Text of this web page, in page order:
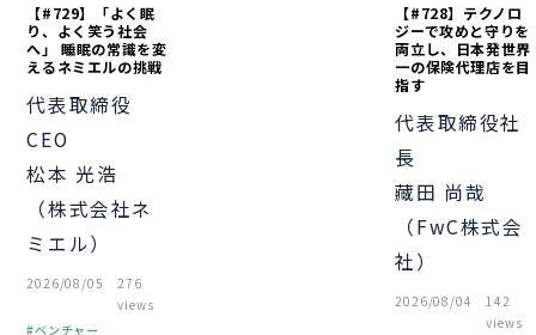
【#729】「よく眠
り、よく笑う社会
へ」 睡眠の常識を変
えるネミエルの挑戦
代表取締役
CEO
松本 光浩
（株式会社ネ
ミエル）
2026/08/05
276
views
ベンチャー
【#728】テクノロ
ジーで攻めと守りを
両立し、日本発世界
一の保険代理店を目
指す
代表取締役社
長
藏田 尚哉
（FwC株式会
社）
2026/08/04
142
views